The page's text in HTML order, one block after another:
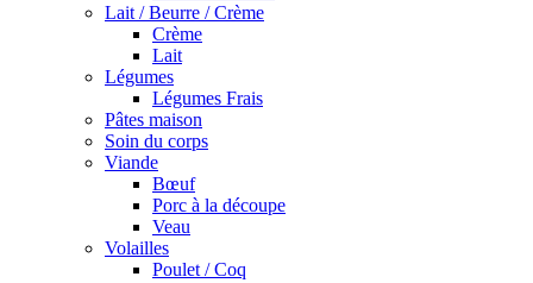
Lait / Beurre / Crème
Crème
Lait
Légumes
Légumes Frais
Pâtes maison
Soin du corps
Viande
Bœuf
Porc à la découpe
Veau
Volailles
Poulet / Coq